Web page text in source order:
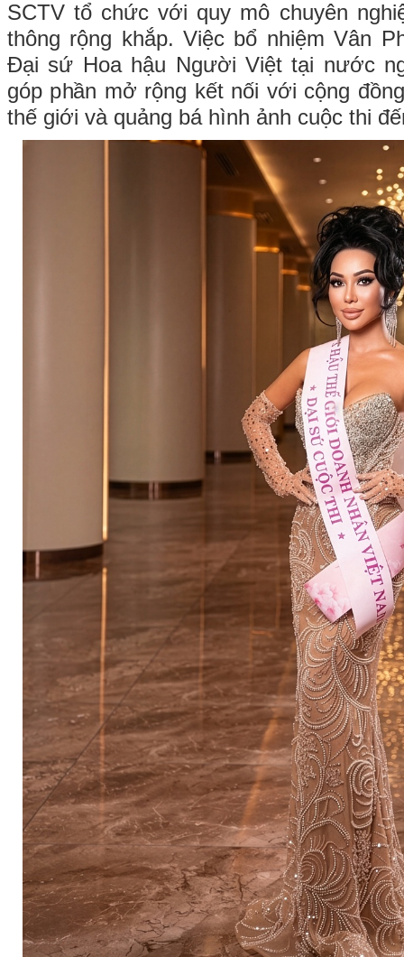
SCTV tổ chức với quy mô chuyên
thông rộng khắp. Việc bổ nhiệm Vân
Đại sứ Hoa hậu Người Việt tại nước
góp phần mở rộng kết nối với cộng
thế giới và quảng bá hình ảnh cuộc thi